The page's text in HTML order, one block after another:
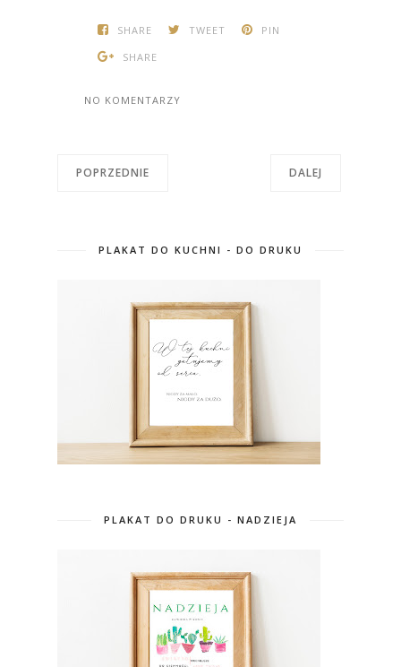
SHARE TWEET
PIN
SHARE
NO KOMENTARZY
POPRZEDNIE DALEJ
PLAKAT DO KUCHNI - DO DRUKU
PLAKAT DO DRUKU - NADZIEJA